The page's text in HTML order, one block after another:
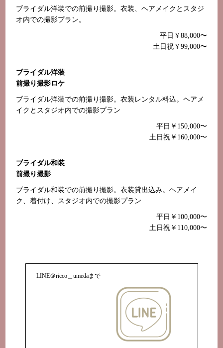
ブライダル洋装での前撮り撮影。衣装、ヘアメイクとスタジ
オ内での撮影プラン。
平日￥88,000〜
土日祝￥99,000〜
ブライダル洋装
前撮り撮影ロケ
ブライダル洋装での前撮り撮影。衣装レンタル料込。ヘアメ
イクとスタジオ内での撮影プラン
平日￥150,000〜
土日祝￥160,000〜
ブライダル和装
前撮り撮影
ブライダル和装での前撮り撮影。衣装貸出込み。ヘアメイ
ク、着付け、スタジオ内での撮影プラン
平日￥100,000〜
土日祝￥110,000〜
LINE＠ricco＿umedaまで